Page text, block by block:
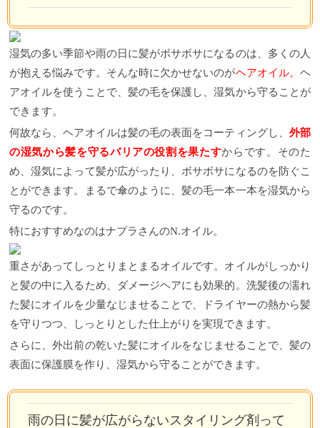
湿気の多い季節や雨の日に髪がボサボサになるのは、多くの人
が抱える悩みです。そんな時に欠かせないのがヘアオイル。ヘ
アオイルを使うことで、髪の毛を保護し、湿気から守ることが
できます。
何故なら、ヘアオイルは髪の毛の表面をコーティングし、 外部
の湿気から髪を守るバリアの役割を果たすからです。そのた
め、湿気によって髪が広がったり、ボサボサになるのを防ぐこ
とができます。まるで傘のように、髪の毛一本一本を湿気から
守るのです。
特におすすめなのはナプラさんのN.オイル。
重さがあってしっとりまとまるオイルです。オイルがしっかり
と髪の中に入るため、ダメージヘアにも効果的。洗髪後の濡れ
た髪にオイルを少量なじませることで、ドライヤーの熱から髪
を守りつつ、しっとりとした仕上がりを実現できます。
さらに、外出前の乾いた髪にオイルをなじませることで、髪の
表面に保護膜を作り、湿気から守ることができます。
雨の日に髪が広がらないスタイリング剤って